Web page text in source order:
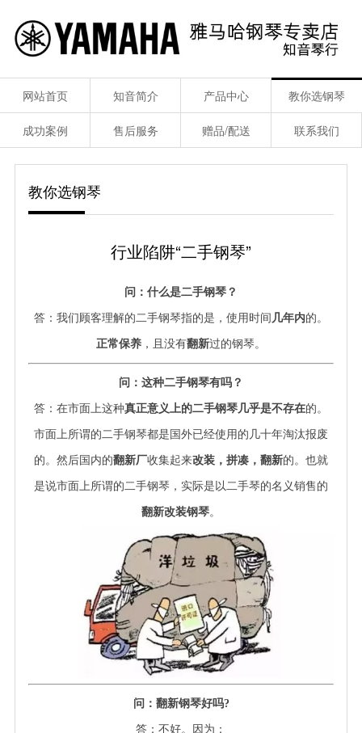
网站首页 知音简介 产品中心 教你选钢琴
成功案例 售后服务 赠品/配送 联系我们
教你选钢琴
行业陷阱“二手钢琴”
问：什么是二手钢琴？
答：我们顾客理解的二手钢琴指的是，使用时间 几年内的。
正常保养 ，且没有翻新过的钢琴。
问：这种二手钢琴有吗？
答：在市面上这种真正意义上的二手钢琴几乎是不存在的。
市面上所谓的二手钢琴都是国外已经使用的几十年淘汰报废
的。然后国内的翻新厂收集起来改装，拼凑，翻新的。也就
是说市面上所谓的二手钢琴，实际是以二手琴的名义销售的
翻新改装钢琴。
问：翻新钢琴好吗?
答：不好。因为：